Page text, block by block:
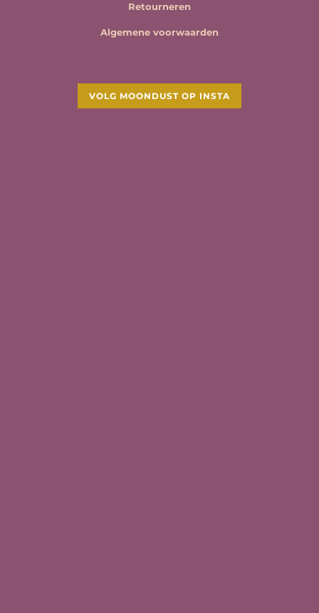
Retourneren
Algemene voorwaarden
VOLG MOONDUST OP INSTA